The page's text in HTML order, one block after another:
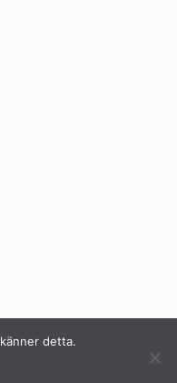
detta.